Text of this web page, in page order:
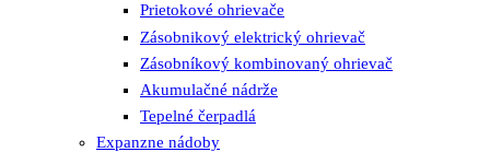
Prietokové ohrievače
Zásobnikový elektrický ohrievač
Zásobníkový kombinovaný ohrievač
Akumulačné nádrže
Tepelné čerpadlá
Expanzne nádoby